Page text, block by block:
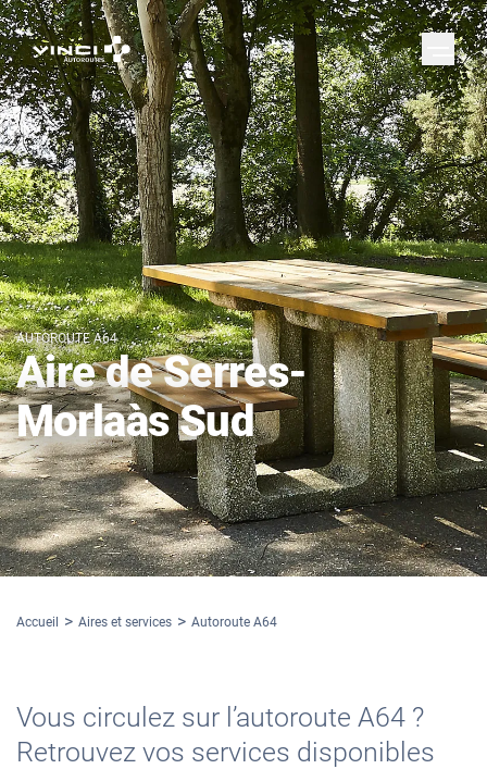
AUTOROUTE A64
Aire de Serres-
Morlaàs Sud
Accueil Aires et services Autoroute A64
Vous circulez sur l’autoroute A64 ?
Retrouvez vos services disponibles